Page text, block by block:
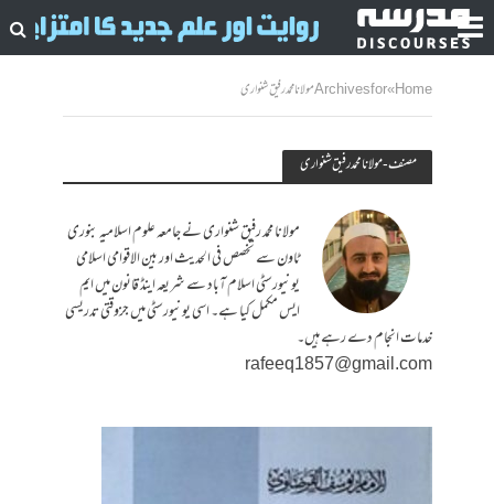
Home
»Archives for مولانا محمد رفیق شنواری
مصنف - مولانا محمد رفیق شنواری
مولانا محمد رفیق شنواری نے جامعہ علوم اسلامیہ بنوری
ٹاون سے تخصص فی الحدیث اور بین الاقوامی اسلامی
یونیورسٹی اسلام آباد سے شریعہ اینڈ قانون میں ایم
ایس مکمل کیا ہے۔ اسی یونیورسٹی میں جزوقتی تدریسی
خدمات انجام دے رہے ہیں۔
rafeeq1857@gmail.com